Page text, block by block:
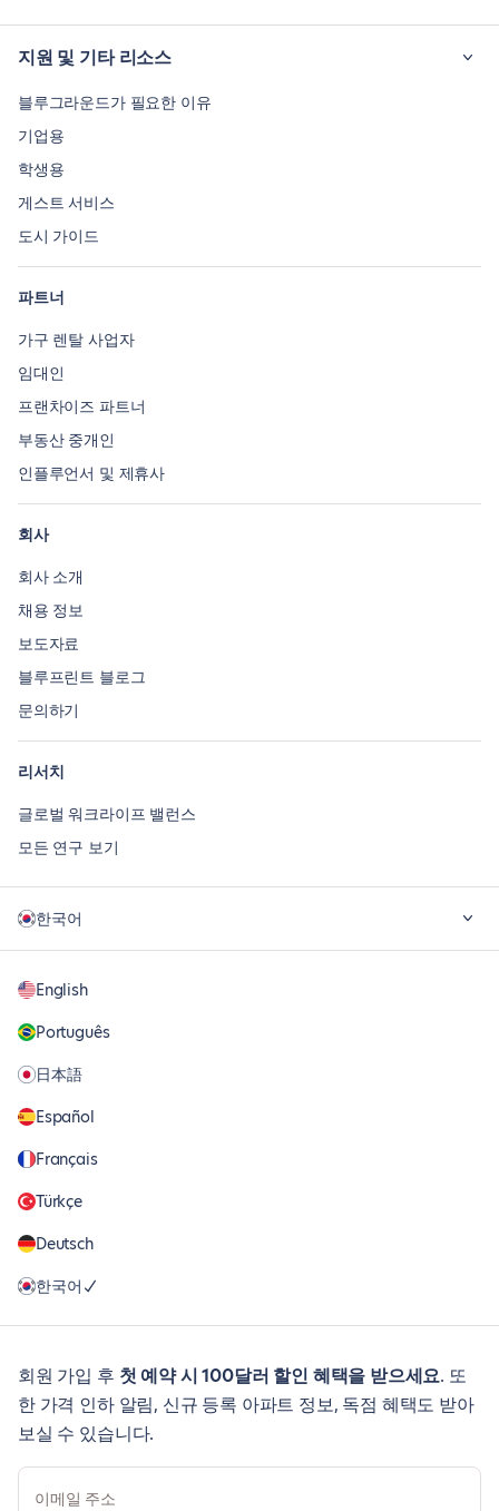
지원 및 기타 리소스
블루그라운드가 필요한 이유
기업용
학생용
게스트 서비스
도시 가이드
파트너
가구 렌탈 사업자
임대인
프랜차이즈 파트너
부동산 중개인
인플루언서 및 제휴사
회사
회사 소개
채용 정보
보도자료
블루프린트 블로그
문의하기
리서치
글로벌 워크라이프 밸런스
모든 연구 보기
한국어
English
Português
日本語
Español
Français
Türkçe
Deutsch
한국어
회원 가입 후 첫 예약 시 100달러 할인 혜택을 받으세요. 또
한 가격 인하 알림, 신규 등록 아파트 정보, 독점 혜택도 받아
보실 수 있습니다.
이메일 주소